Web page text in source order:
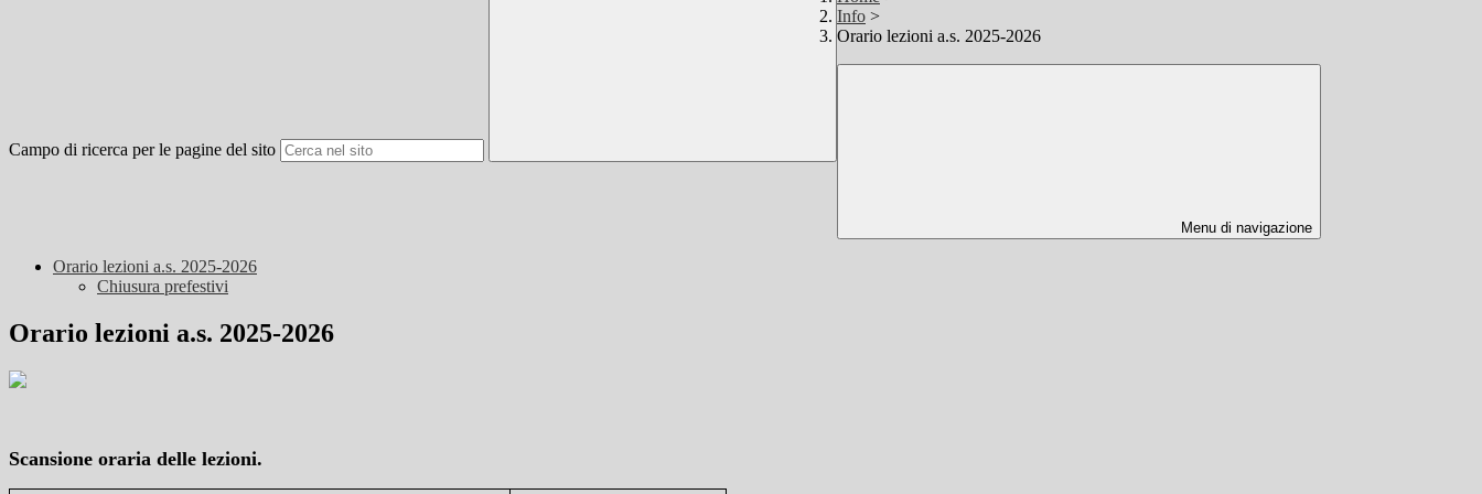
Campo di ricerca per le pagine del sito
Info >
Orario lezioni a.s. 2025-2026
Menu di navigazione
Orario lezioni a.s. 2025-2026
Chiusura prefestivi
Orario lezioni a.s. 2025-2026
Scansione oraria delle lezioni.